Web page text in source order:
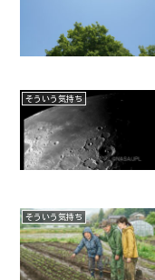
そういう気持ち
そういう気持ち